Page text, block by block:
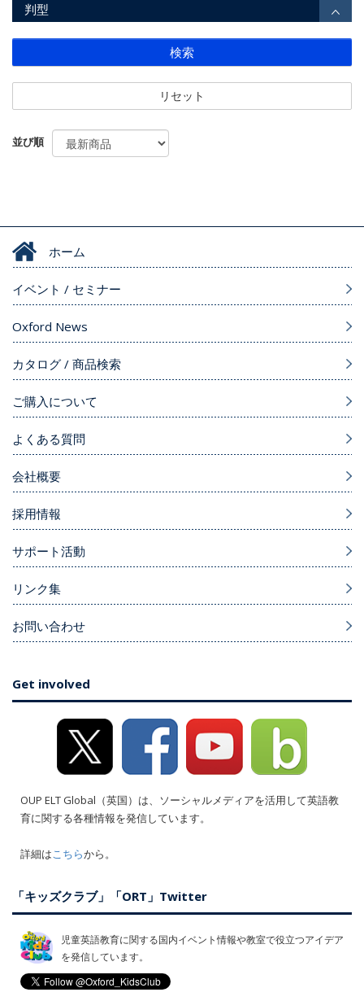
判型
検索
リセット
並び順
ホーム
イベント / セミナー
Oxford News
カタログ / 商品検索
ご購入について
よくある質問
会社概要
採用情報
サポート活動
リンク集
お問い合わせ
Get involved
OUP ELT Global（英国）は、ソーシャルメディアを活用して英語教
育に関する各種情報を発信しています。
詳細はこちらから。
「キッズクラブ」「ORT」Twitter
児童英語教育に関する国内イベント情報や教室で役立つアイデア
を発信しています。